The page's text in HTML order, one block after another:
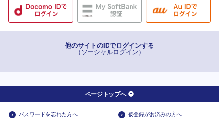
他のサイトのIDでログインする
（ソーシャルログイン）
ページトップへ
パスワードを忘れた方へ 仮登録がお済みの方へ